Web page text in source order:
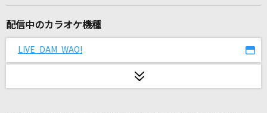
さよならなんかは言わせない
B'z
ハウンド・ドッグ
配信中のカラオケ機種
LIVE DAM WAO!